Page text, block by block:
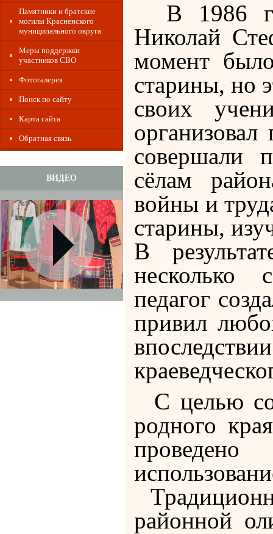
Памятники и братские
могилы Красненского
муниципального округа
Меры поддержки
участников СВО
Фотогалерея
Поиск по сайту
Карта сайта
Обратная связь
ВИДЕО
В 1986
Николай
момент
старины, но
своих
совершали
сёлам
войны и
старины,
В
несколько
педагог
привил
С целью
родного
районной